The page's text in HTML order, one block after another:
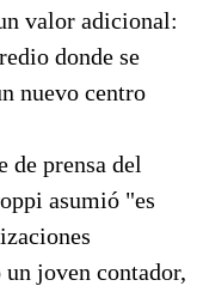
valor adicional:
donde se
nuevo centro
de prensa del
asumió "es
joven contador,